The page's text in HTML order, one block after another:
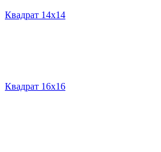
Квадрат 14х14
Квадрат 16х16